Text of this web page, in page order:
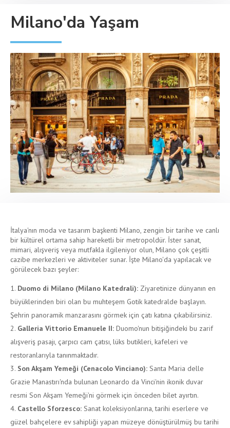
Milano'da Yaşam
İtalya'nın moda ve tasarım başkenti Milano, zengin bir tarihe ve canlı
bir kültürel ortama sahip hareketli bir metropoldür. İster sanat,
mimari, alışveriş veya mutfakla ilgileniyor olun, Milano çok çeşitli
cazibe merkezleri ve aktiviteler sunar. İşte Milano'da yapılacak ve
görülecek bazı şeyler:
Duomo di Milano (Milano Katedrali): Ziyaretinize dünyanın en
büyüklerinden biri olan bu muhteşem Gotik katedralde başlayın.
Şehrin panoramik manzarasını görmek için çatı katına çıkabilirsiniz.
Galleria Vittorio Emanuele II: Duomo'nun bitişiğindeki bu zarif
alışveriş pasajı, çarpıcı cam çatısı, lüks butikleri, kafeleri ve
restoranlarıyla tanınmaktadır.
Son Akşam Yemeği (Cenacolo Vinciano): Santa Maria delle
Grazie Manastırı'nda bulunan Leonardo da Vinci'nin ikonik duvar
resmi Son Akşam Yemeği'ni görmek için önceden bilet ayırtın.
Castello Sforzesco: Sanat koleksiyonlarına, tarihi eserlere ve
güzel bahçelere ev sahipliği yapan müzeye dönüştürülmüş bu tarihi